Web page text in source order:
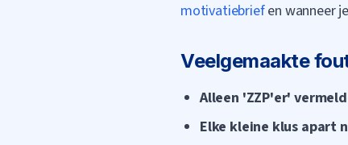
motivatiebriefen wanneer
Veelgemaakte
Alleen 'ZZP'er'
Elke kleine klus apart